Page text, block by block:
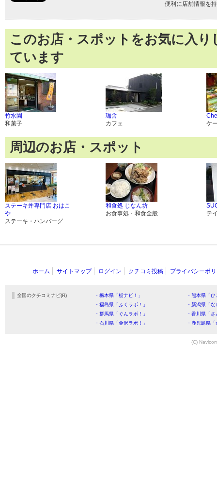
便利に店舗情報を
このお店・スポットをお気に入
ています
竹水園
和菓子
珈舎
カフェ
ケ
周辺のお店・スポット
ステーキ丼専門店 おはこ
や
ステーキ・ハンバーグ
和食処 じなん坊
お食事処・和食全般
テ
ホーム サイトマップ ログイン クチコミ投稿 プライバシーポ
全国のクチコミナビ(R) ・栃木県「栃ナビ！」
・熊本県「
・福島県「ふくラボ！」
・新潟県「
・群馬県「ぐんラボ！」
・香川県「
・石川県「金沢ラボ！」
・鹿児島県
(C)